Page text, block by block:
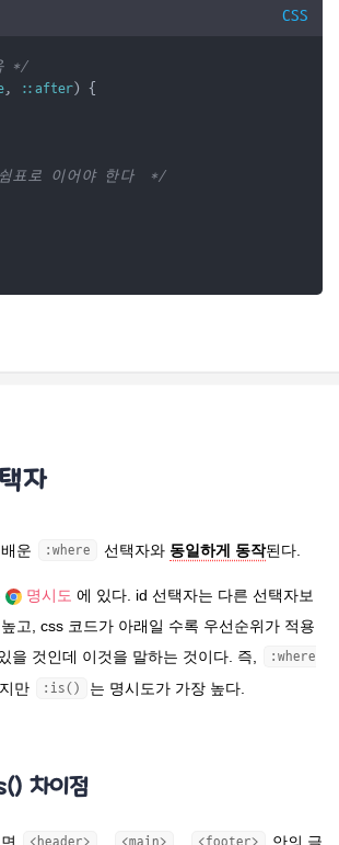
CSS
*/
, ::after) {
표로 이어야 한다  */
자
운 :where 선택자와 동일하게 동작된다.
명시도 에 있다. id 선택자는 다른 선택자보
고, css 코드가 아래일 수록 우선순위가 적용
을 것인데 이것을 말하는 것이다. 즉,
:where
만 :is() 는 명시도가 가장 높다.
차이점